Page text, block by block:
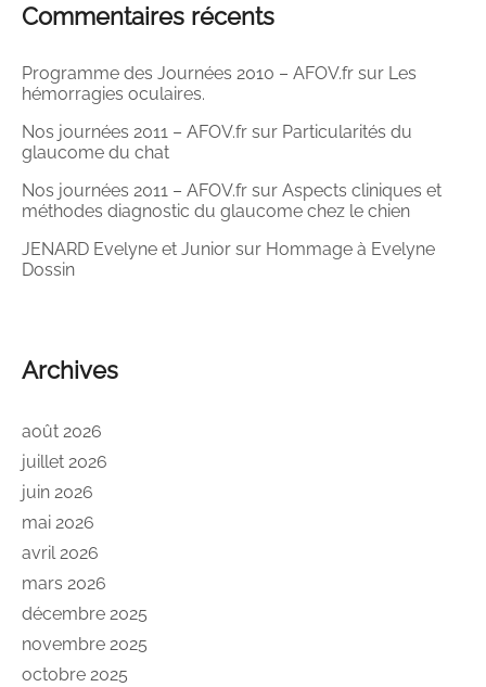
Commentaires récents
Programme des Journées 2010 – AFOV.fr sur Les
hémorragies oculaires.
Nos journées 2011 – AFOV.fr sur Particularités du
glaucome du chat
Nos journées 2011 – AFOV.fr sur Aspects cliniques et
méthodes diagnostic du glaucome chez le chien
JENARD Evelyne et Junior sur Hommage à Evelyne
Dossin
Archives
août 2026
juillet 2026
juin 2026
mai 2026
avril 2026
mars 2026
décembre 2025
novembre 2025
octobre 2025